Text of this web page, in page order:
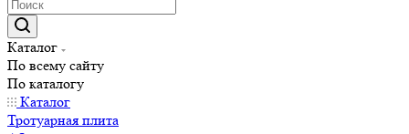
Каталог
По всему сайту
По каталогу
Каталог
Тротуарная плита